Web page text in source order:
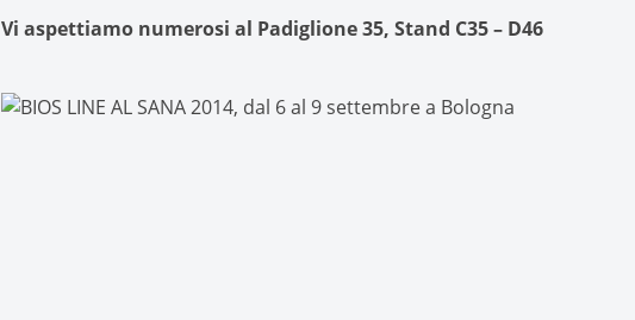
Vi aspettiamo numerosi al Padiglione 35, Stand C35 – D46